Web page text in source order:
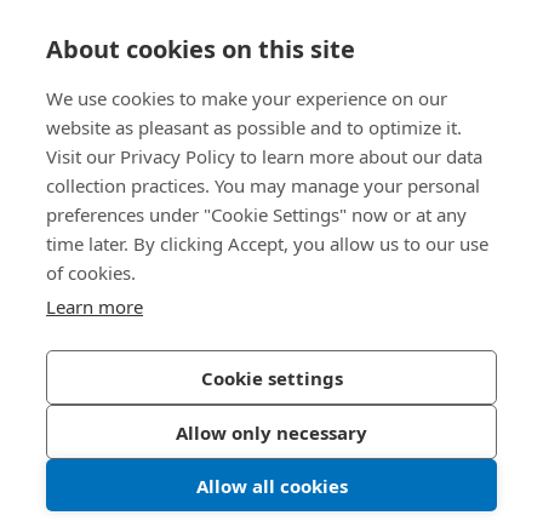
About cookies on this site
We use cookies to make your experience on our
website as pleasant as possible and to optimize it.
Visit our Privacy Policy to learn more about our data
collection practices. You may manage your personal
preferences under "Cookie Settings" now or at any
time later. By clicking Accept, you allow us to our use
of cookies.
Learn more
Cookie settings
Allow only necessary
Allow all cookies
关于我们
联系我们
china@bossard.com